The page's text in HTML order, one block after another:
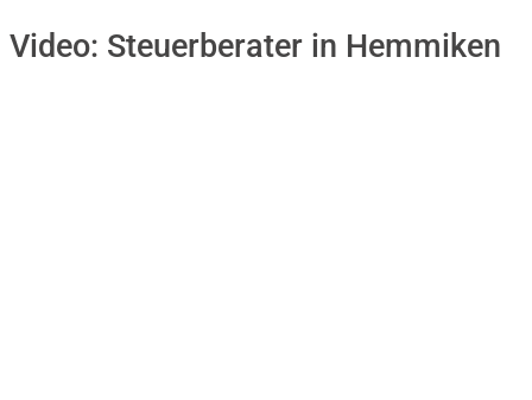
Video: Steuerberater in Hemmiken